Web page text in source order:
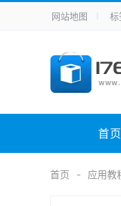
手机应用
手机游戏
电脑软件
网站地图 标
首页
首页 应用教